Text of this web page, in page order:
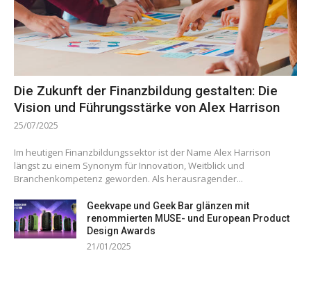
Die Zukunft der Finanzbildung gestalten: Die
Vision und Führungsstärke von Alex Harrison
25/07/2025
Im heutigen Finanzbildungssektor ist der Name Alex Harrison
längst zu einem Synonym für Innovation, Weitblick und
Branchenkompetenz geworden. Als herausragender...
Geekvape und Geek Bar glänzen mit
renommierten MUSE- und European Product
Design Awards
21/01/2025